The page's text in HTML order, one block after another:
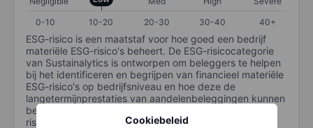
Cookiebeleid
0-10
10-20 20-30 30-40 40+
ESG-risico is een maatstaf voor hoe goed een bedrijf
materiële ESG-risico's beheert. De ESG-risicocategorie
van Sustainalytics is ontworpen om beleggers te helpen
bij het identificeren en begrijpen van financieel materiële
ESG-risico's op bedrijfsniveau en hoe deze de
langetermijnprestaties van aandelenbeleggingen kunnen
beïnvloeden. De schaal loopt van 0-100. Hoe lager het
risico, hoe beter (0 staat voor geen risico en 100 voor